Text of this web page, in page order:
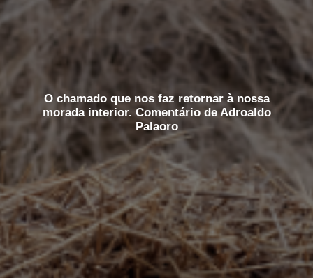
O chamado que nos faz retornar à nossa
morada interior. Comentário de Adroaldo
Palaoro